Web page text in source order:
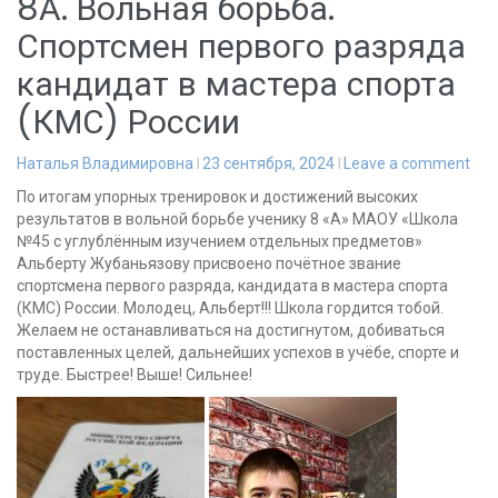
Спортсмен первого разряда
кандидат в мастера спорта
(КМС) России
Наталья Владимировна 23 сентября, 2024
Leave a comment
По итогам упорных тренировок и достижений высоких
результатов в вольной борьбе ученику 8 «А» МАОУ «Школа
№45 с углублённым изучением отдельных предметов»
Альберту Жубаньязову присвоено почётное звание
спортсмена первого разряда, кандидата в мастера спорта
(КМС) России. Молодец, Альберт!!! Школа гордится тобой.
Желаем не останавливаться на достигнутом, добиваться
поставленных целей, дальнейших успехов в учёбе, спорте и
труде. Быстрее! Выше! Сильнее!